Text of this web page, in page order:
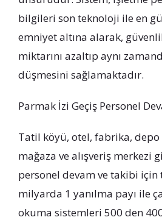
bilgileri son teknoloji ile en
emniyet altına alarak,
miktarını azaltıp aynı
düşmesini sağlamaktadır.
Parmak İzi Geçiş Personel
Tatil köyü, otel, fabrika,
mağaza ve alışveriş merkezi
personel devam ve takibi için
milyarda 1 yanılma payı ile
okuma sistemleri 500 den